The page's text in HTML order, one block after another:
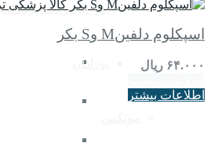
جراحی و دندانپزشکی
نوزادان
اسپکلوم دلفینM وS بکر
۶۴.۰۰۰ ریال
اطلاعات بیشتر